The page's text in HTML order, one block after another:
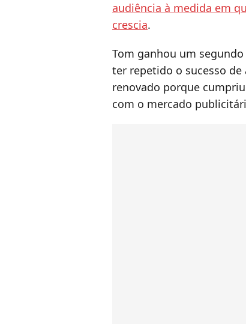
audiência à medida em
crescia.
Tom ganhou um
ter repetido o sucesso de
renovado porque
com o mercado